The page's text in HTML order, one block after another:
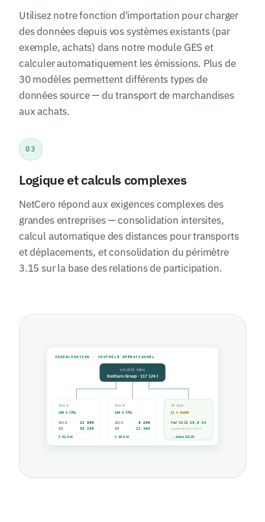
Utilisez notre fonction d'importation pour charger
des données depuis vos systèmes existants (par
exemple, achats) dans notre module GES et
calculer automatiquement les émissions. Plus de
30 modèles permettent différents types de
données source — du transport de marchandises
aux achats.
03
Logique et calculs complexes
NetCero répond aux exigences complexes des
grandes entreprises — consolidation intersites,
calcul automatique des distances pour transports
et déplacements, et consolidation du périmètre
3.15 sur la base des relations de participation.